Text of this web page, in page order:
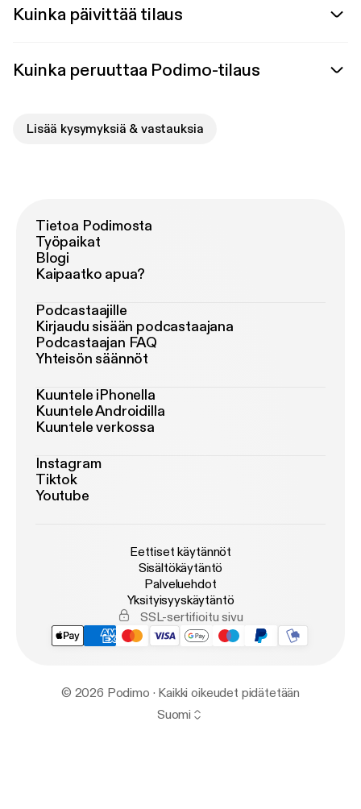
Kuinka päivittää tilaus
Kuinka peruuttaa Podimo-tilaus
Lisää kysymyksiä & vastauksia
Tietoa Podimosta
Työpaikat
Blogi
Kaipaatko apua?
Podcastaajille
Kirjaudu sisään podcastaajana
Podcastaajan FAQ
Yhteisön säännöt
Kuuntele iPhonella
Kuuntele Androidilla
Kuuntele verkossa
Instagram
Tiktok
Youtube
Eettiset käytännöt
Sisältökäytäntö
Palveluehdot
Yksityisyyskäytäntö
SSL-sertifioitu sivu
© 2026 Podimo · Kaikki oikeudet pidätetään
Suomi